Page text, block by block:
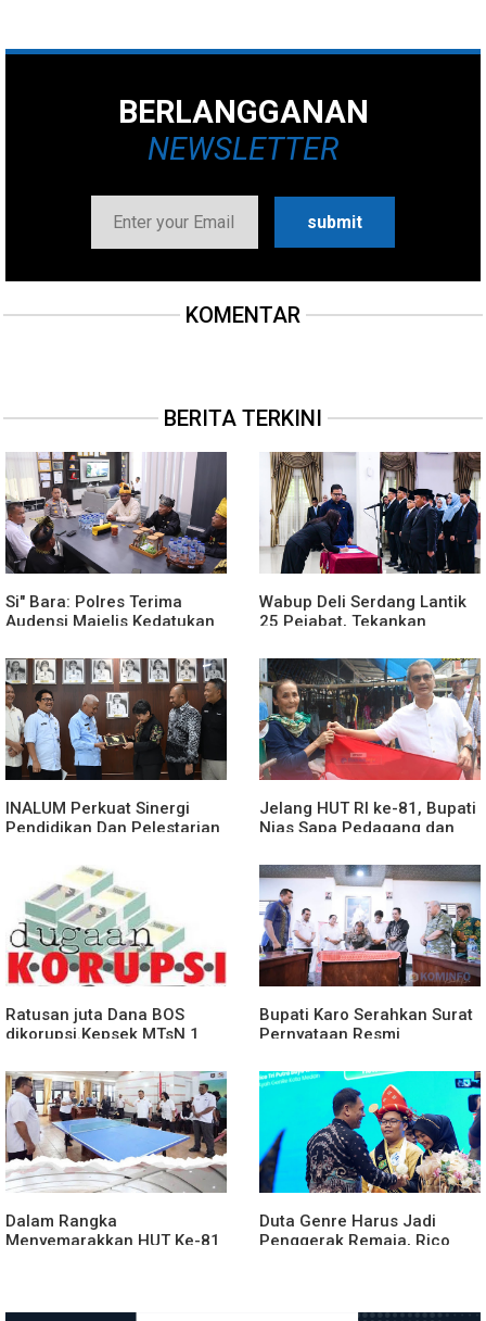
BERLANGGANAN
NEWSLETTER
KOMENTAR
BERITA TERKINI
Si" Bara: Polres Terima
Audensi Majelis Kedatukan
Wabup Deli Serdang Lantik
25 Pejabat, Tekankan
Cepat dan Humanis
INALUM Perkuat Sinergi
Pendidikan Dan Pelestarian
PemprovSu
Jelang HUT RI ke-81, Bupati
Nias Sapa Pedagang dan
Putih
Ratusan juta Dana BOS
dikorupsi.Kepsek MTsN 1
Bupati Karo Serahkan Surat
Pernyataan Resmi
Kabanjahe
Dalam Rangka
Menyemarakkan HUT Ke-81
Duta Genre Harus Jadi
Penggerak Remaja, Rico